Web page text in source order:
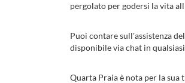
pergolato per godersi la vita
Puoi contare sull'assistenza
disponibile via chat in
Quarta Praia è nota per la sua